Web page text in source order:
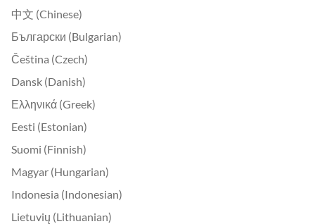
中文 (Chinese)
Български (Bulgarian)
Čeština (Czech)
Dansk (Danish)
Ελληνικά (Greek)
Eesti (Estonian)
Suomi (Finnish)
Magyar (Hungarian)
Indonesia (Indonesian)
Lietuvių (Lithuanian)